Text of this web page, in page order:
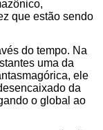
que estão sendo
do tempo. Na
uma da
ele
da
o global ao